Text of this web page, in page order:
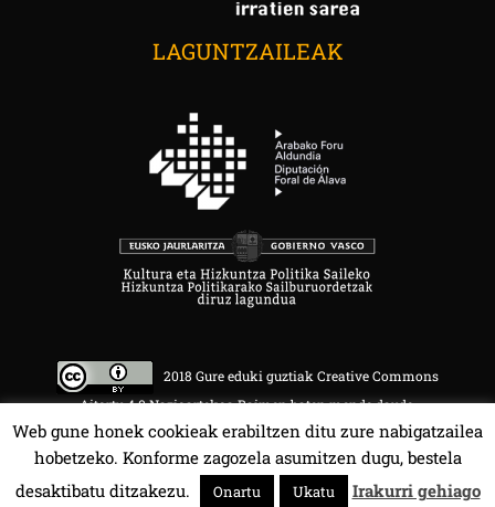
LAGUNTZAILEAK
2018 Gure eduki guztiak Creative Commons
Aitortu 4.0 Nazioartekoa Baimen baten mende daude.
HALA BEDI BAT 107.4 MHz.
Web gune honek cookieak erabiltzen ditu zure nabigatzailea
hobetzeko. Konforme zagozela asumitzen dugu, bestela
desaktibatu ditzakezu.
Onartu Ukatu Irakurri gehiago